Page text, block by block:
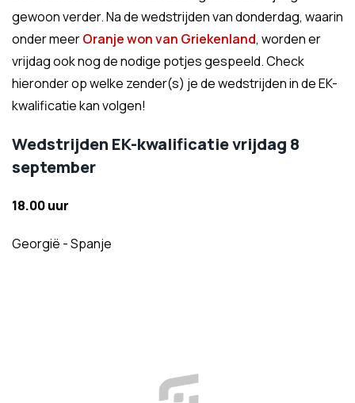
gewoon verder. Na de wedstrijden van donderdag, waarin
onder meerOranje won van Griekenland, worden er
vrijdag ook nog de nodige potjes gespeeld. Check
hieronder op welke zender(s) je de wedstrijden in de EK-
kwalificatie kan volgen!
Wedstrijden EK-kwalificatie vrijdag 8
september
18.00 uur
Georgië - Spanje